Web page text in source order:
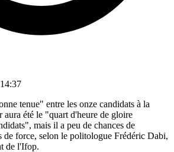
tenue" entre les onze candidats à la
aura été le "quart d'heure de gloire
mais il a peu de chances de
de force, selon le politologue Frédéric Dabi,
de l'Ifop.